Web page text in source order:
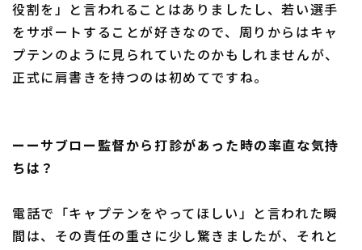
役割を」と言われることはありましたし、若い選手
をサポートすることが好きなので、周りからはキャ
プテンのように見られていたのかもしれませんが、
正式に肩書きを持つのは初めてですね。
ーーサブロー監督から打診があった時の率直な気持
ちは？
電話で「キャプテンをやってほしい」と言われた瞬
間は、その責任の重さに少し驚きましたが、それと